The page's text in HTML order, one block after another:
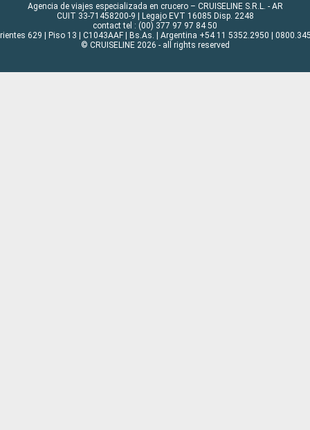
Agencia de viajes especializada en crucero – CRUISELINE S.R.L. - AR
CUIT 33-71458200-9 | Legajo EVT 16085 Disp. 2248
contact tel : (00) 377 97 97 84 50
629 | Piso 13 | C1043AAF | Bs.As. | Argentina +54 11 5352.2950 |
© CRUISELINE 2026 - all rights reserved